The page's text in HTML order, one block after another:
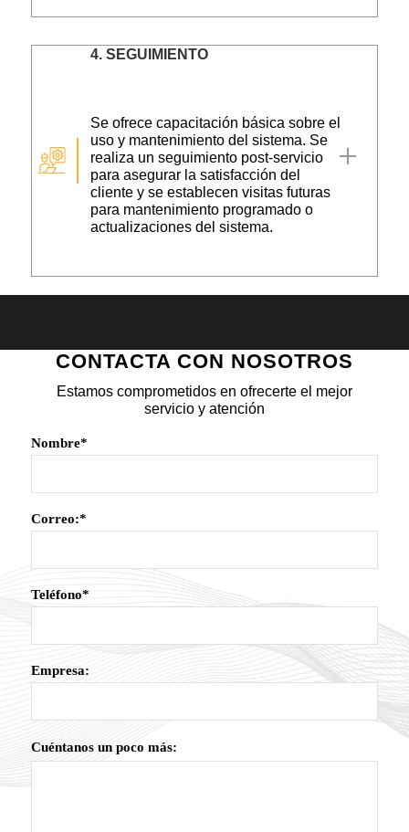
4.SEGUIMIENTO
Se ofrece capacitación básica sobre el
uso y mantenimiento del sistema. Se
realiza un seguimiento post-servicio
para asegurar la satisfacción del
cliente y se establecen visitas futuras
para mantenimiento programado o
actualizaciones del sistema.
CONTACTA CON NOSOTROS
Estamos comprometidos en ofrecerte el mejor
servicio y atención
Nombre*
Correo:*
Teléfono*
Empresa:
Cuéntanos un poco más: